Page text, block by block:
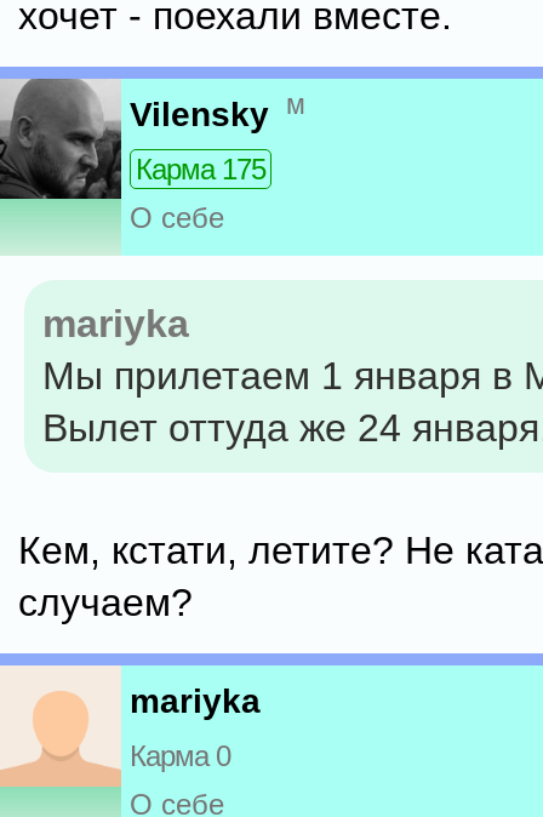
хочет - поехали вместе.
Vilensky м
Карма 175
О себе
mariyka
Мы прилетаем 1 января в
Вылет оттуда же 24
Кем, кстати, летите? Не
случаем?
mariyka
Карма 0
О себе